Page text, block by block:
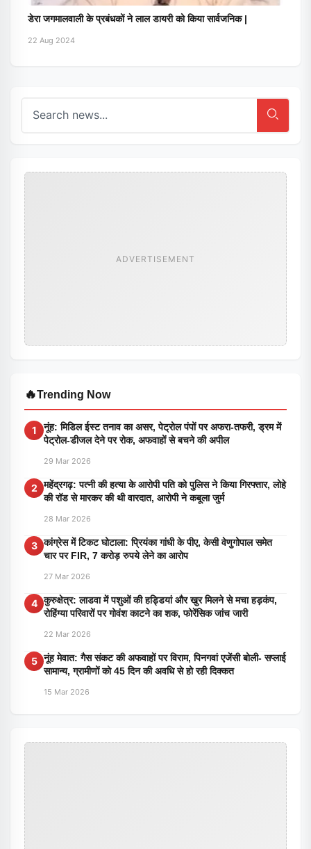
डेरा जगमालवाली के प्रबंधकों ने लाल डायरी को किया सार्वजनिक |
22 Aug 2024
ADVERTISEMENT
🔥Trending Now
1
नूंह: मिडिल ईस्ट तनाव का असर, पेट्रोल पंपों पर अफरा-तफरी, ड्रम में
पेट्रोल-डीजल देने पर रोक, अफवाहों से बचने की अपील
29 Mar 2026
2
महेंद्रगढ़: पत्नी की हत्या के आरोपी पति को पुलिस ने किया गिरफ्तार, लोहे
की रॉड से मारकर की थी वारदात, आरोपी ने कबूला जुर्म
28 Mar 2026
3 कांग्रेस में टिकट घोटाला: प्रियंका गांधी के पीए, केसी वेणुगोपाल समेत
चार पर FIR, 7 करोड़ रुपये लेने का आरोप
27 Mar 2026
4 कुरुक्षेत्र: लाडवा में पशुओं की हड्डियां और खुर मिलने से मचा हड़कंप,
रोहिंग्या परिवारों पर गोवंश काटने का शक, फोरेंसिक जांच जारी
22 Mar 2026
5 नूंह मेवात: गैस संकट की अफवाहों पर विराम, पिनगवां एजेंसी बोली- सप्लाई
सामान्य, ग्रामीणों को 45 दिन की अवधि से हो रही दिक्कत
15 Mar 2026